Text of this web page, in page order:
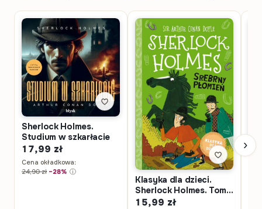
Sherlock Holmes.
Studium w szkarłacie
17,99 zł
Cena okładkowa:
24,90zł −28% ⓘ
Klasyka dla dzieci.
Sherlock Holmes. Tom
16. Srebrny Płomień
15,99 zł
›